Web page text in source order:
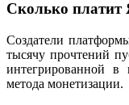
Сколько платит
Создатели
тысячу прочтений
интегрированной
метода монетизации.